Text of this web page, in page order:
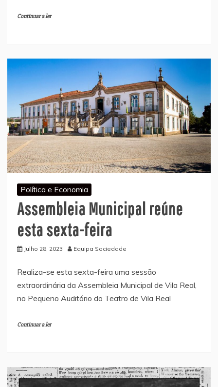
Continuar a ler
Política e Economia
Assembleia Municipal reúne
esta sexta-feira
Julho 28, 2023 Equipa Sociedade
Realiza-se esta sexta-feira uma sessão
extraordinária da Assembleia Municipal de Vila Real,
no Pequeno Auditório do Teatro de Vila Real
Continuar a ler